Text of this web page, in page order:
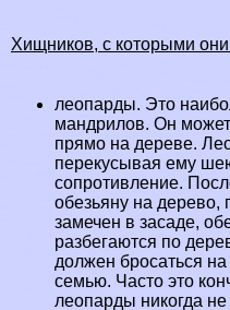
Хищников, с которыми они
леопарды. Это
мaндрилов. Он может
прямо на дереве.
перекусывая ему
сопротивление.
обезьяну на дерево,
замечен в засаде,
разбегаются по
должен бросаться
семью. Часто это
леопарды никогда